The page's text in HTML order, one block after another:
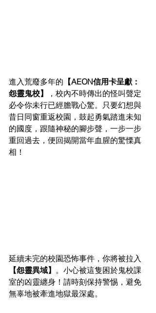
進入荒廢多年的 【AEON信用卡呈獻：
怨靈鬼校】
，校內不時傳出的怪叫聲定
必令你未行已經膽戰心驚。只要幻想與
昔日同窗重返校園，鼓起勇氣踏進未知
的國度，跟隨神秘的腳步聲，一步一步
重回過去，便回揭開當年血腥的驚慄真
相！
延續未完的校園恐怖事件，你將被拉入
【怨靈異域】 。小心被這隻困於鬼校課
室的凶靈纏身！請時刻保持警惕，避免
無辜地被牽進地獄最深處。